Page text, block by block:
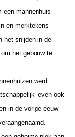
een mannenhuis
en merktekens
het snijden in de
het gebouw te
werd
leven ook
in de vorige eeuw